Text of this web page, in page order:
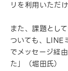
リを利用いただ
また、課題とし
ついても、LINE
でメッセージ経
た」（堀田氏）